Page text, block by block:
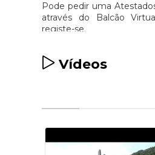
Pode pedir uma
através do Balcão
registe-se.
Vídeos